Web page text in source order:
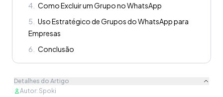
4
Como Excluir um Grupo no WhatsApp
5
Uso Estratégico de Grupos do WhatsApp para
Empresas
6
Conclusão
Detalhes do Artigo
Autor: Spoki